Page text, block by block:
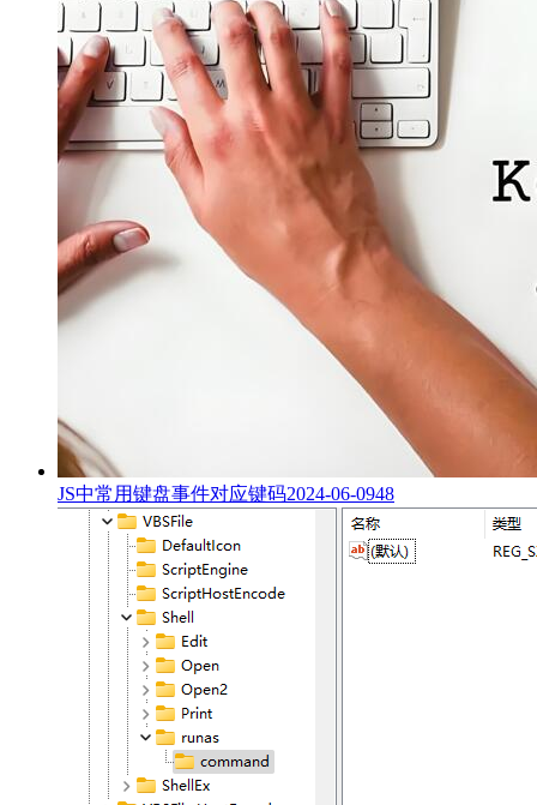
JS中常用键盘事件对应键码2024-06-0948